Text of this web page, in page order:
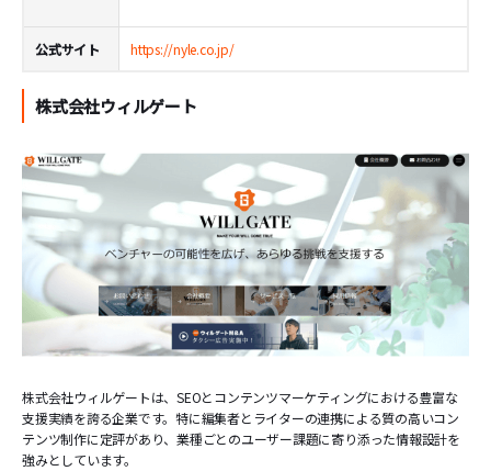
公式サイト https://nyle.co.jp/
株式会社ウィルゲート
株式会社ウィルゲートは、SEOとコンテンツマーケティングにおける豊富な
支援実績を誇る企業です。特に編集者とライターの連携による質の高いコン
テンツ制作に定評があり、業種ごとのユーザー課題に寄り添った情報設計を
強みとしています。